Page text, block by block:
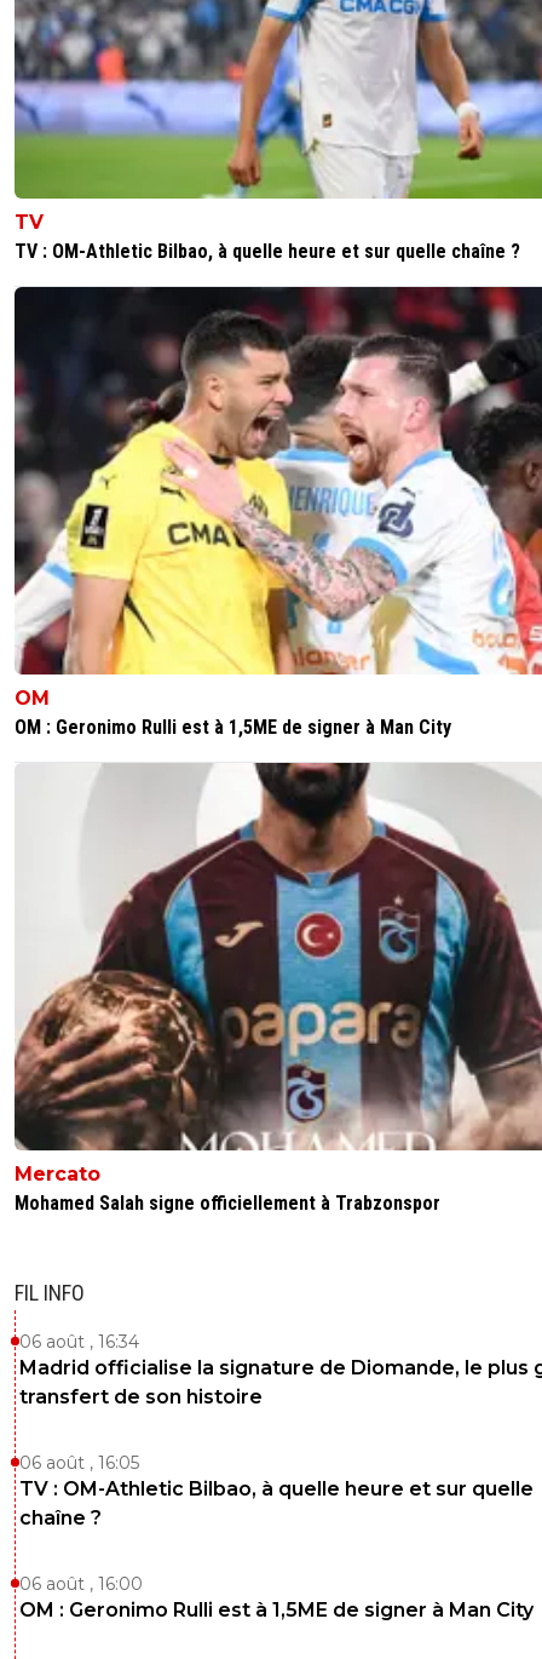
TV
TV : OM-Athletic Bilbao, à quelle heure et sur quelle chaîne ?
OM
OM : Geronimo Rulli est à 1,5ME de signer à Man City
Mercato
Mohamed Salah signe officiellement à Trabzonspor
FIL INFO
06 août , 16:34
Madrid officialise la signature de Diomande, le plus
transfert de son histoire
06 août , 16:05
TV : OM-Athletic Bilbao, à quelle heure et sur quelle
chaîne ?
06 août , 16:00
OM : Geronimo Rulli est à 1,5ME de signer à Man City